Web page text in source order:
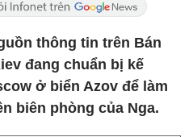
thông tin trên Bán
đang chuẩn bị kế
ở biển Azov để làm
biên phòng của Nga.